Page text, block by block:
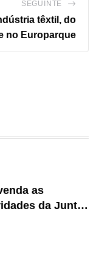
SEGUINTE
têxtil, do
no Europarque
as
da Junta
de Ver